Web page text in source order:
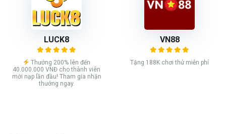
LUCK8
Thưởng 200% lên đến
40.000.000 VNĐ cho thành viên
mới nạp lần đầu! Tham gia nhận
thưởng ngay.
VN88
Tặng 188K chơi thử miễn phí